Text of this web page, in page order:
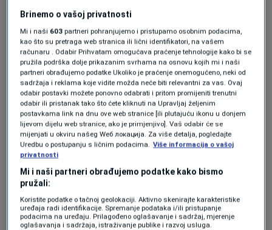
izraelskog bombardovanja u kojem je,
prema procjenama, poginulo više od
50.000 ljudi u Gazi.
U saopćenju koje je nazvano „hitnim i
iskrenim apelom“, Forum porodica talaca
i nestalih upozorio je da bi „svaka
eskalacija sukoba dovela u neposrednu
opasnost taoce – i žive i mrtve“.
Organizacija dodaje da „ogromna većina
izraelske javnosti smatra povratak talaca
najvišim moralnim prioritetom nacije“.
Brinemo o vašoj privatnosti
Mi i naši 603 partneri pohranjujemo i pristupamo osobnim podacima,
kao što su pretraga web stranica ili lični identifikatori, na vašem
računaru . Odabir Prihvatam omogućava praćenje tehnologije kako bi se
pružila podrška dolje prikazanim svrhama na osnovu kojih mi i naši
partneri obrađujemo podatke Ukoliko je praćenje onemogućeno, neki od
sadržaja i reklama koje vidite možda neće biti relevantni za vas. Ovaj
odabir postavki možete ponovno odabrati i pritom promijeniti trenutni
odabir ili pristanak tako što ćete kliknuti na Upravljaj željenim
postavkama link na dnu ove web stranice [ili plutajuću ikonu u donjem
lijevom dijelu web stranice, ako je primjenjivo]. Vaš odabir će se
mijenjati u okviru našeg Wеб локација. Za više detalja, pogledajte
Uredbu o postupanju s ličnim podacima. Više informacija o vašoj
privatnosti
Mi i naši partneri obrađujemo podatke kako bismo
pružali:
Koristite podatke o tačnoj geolokaciji. Aktivno skenirajte karakteristike
uređaja radi identifikacije. Spremanje podataka i/ili pristupanje
podacima na uređaju. Prilagođeno oglašavanje i sadržaj, mjerenje
oglašavanja i sadržaja, istraživanje publike i razvoj usluga.